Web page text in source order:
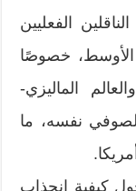
الفعليين
خصوصًا
الماليزي-
نفسه، ما
كيفية انجذاب